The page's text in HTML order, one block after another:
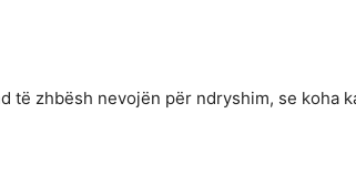
të zhbësh nevojën për ndryshim, se koha